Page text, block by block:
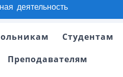
деятельность
Студентам
Преподавателям